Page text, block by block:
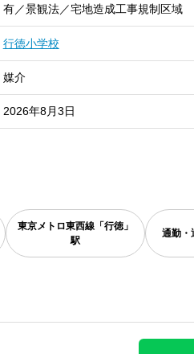
有／景観法／宅地造成工事規制区域
行徳小学校
媒介
2026年8月3日
東京メトロ東西線「行徳」
駅
通勤・